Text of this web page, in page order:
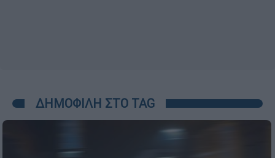
ΔΗΜΟΦΙΛΗ ΣΤΟ TAG